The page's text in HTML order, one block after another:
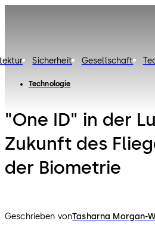
Sicherheit Gesellschaft
Technologie
"One ID" in der
Zukunft des
der Biometrie
Geschrieben vonTasharna Morgan-